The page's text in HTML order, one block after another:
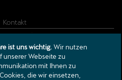
Kontakt
& Preislisten
Hinweise
ist uns wichtig. Wir nutzen
unserer Webseite zu
mit Ihnen zu
die wir einsetzen,